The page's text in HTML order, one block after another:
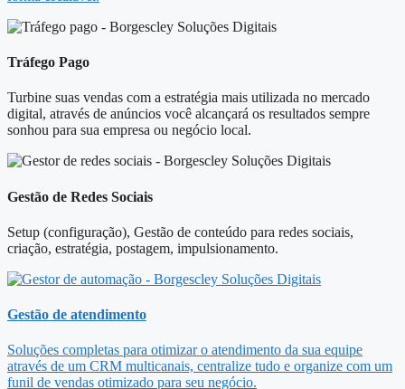
Tráfego Pago
Turbine suas vendas com a estratégia mais utilizada no mercado
digital, através de anúncios você alcançará os resultados sempre
sonhou para sua empresa ou negócio local.
Gestão de Redes Sociais
Setup (configuração), Gestão de conteúdo para redes sociais,
criação, estratégia, postagem, impulsionamento.
Gestão de atendimento
Soluções completas para otimizar o atendimento da sua equipe
através de um CRM multicanais, centralize tudo e organize com um
funil de vendas otimizado para seu negócio.